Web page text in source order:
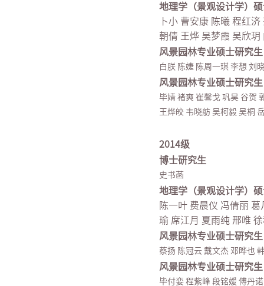
地理学（景观设计学）
卜小 曹安康 陈曦 程红
朝倩 王烨 吴梦霞 吴欣
风景园林专业硕士研究
白朕 陈婕 陈周一琪 李想 刘
风景园林专业硕士研究
毕婧 褚爽 崔馨戈 巩昊 谷贺
王烨皎 韦晓舫 吴柯毅 吴桐
2014级
博士研究生
史书菡
地理学（景观设计学）
陈一叶 费晨仪 冯倩丽
瑜 席江月 夏雨纯 邢唯
风景园林专业硕士研究
蔡扬 陈冠云 戴文杰 邓晔也
风景园林专业硕士研究
毕付娈 程紫峰 段铭媛 傅丹